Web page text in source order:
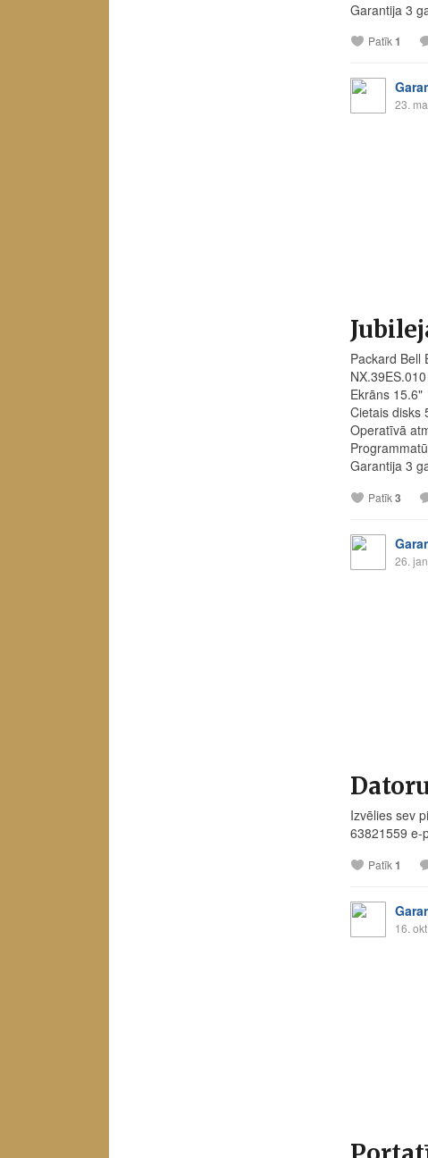
Garantija 3
Patīk1
23.
Packard Bell
NX.39ES.010
Ekrāns 15.6"
Cietais disks
Operatīvā
Garantija 3
Patīk3
26.
Izvēlies sev
63821559 e-
Patīk1
16.